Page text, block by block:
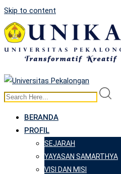
Skip to content
BERANDA
PROFIL
SEJARAH
YAYASAN SAMARTHYA
VISI DAN MISI